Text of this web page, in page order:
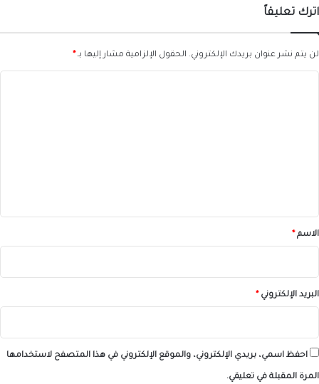
اترك تعليقاً
لن يتم نشر عنوان بريدك الإلكتروني. الحقول الإلزامية مشار إليها بـ *
*الاسم *
البريد الإلكتروني *
احفظ اسمي، بريدي الإلكتروني، والموقع الإلكتروني في هذا المتصفح لاستخدامها
المرة المقبلة في تعليقي.